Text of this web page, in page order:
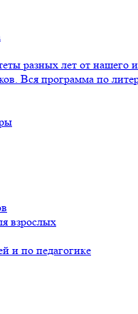
разных лет от нашего
Вся программа по
взрослых
и по педагогике